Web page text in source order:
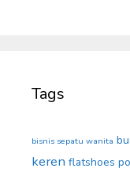
Tags
bisnis sepatu wanita
keren flatshoes